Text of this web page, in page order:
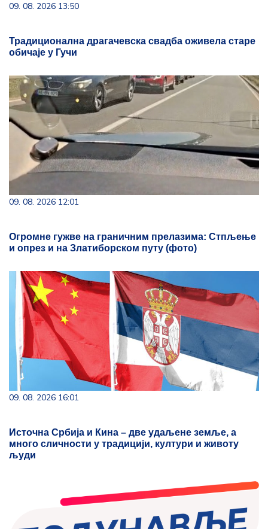
09. 08. 2026 13:50
Традиционална драгачевска свадба оживела старе
обичаје у Гучи
09. 08. 2026 12:01
Огромне гужве на граничним прелазима: Стпљење
и опрез и на Златиборском путу (фото)
09. 08. 2026 16:01
Источна Србија и Кина – две удаљене земље, а
много сличности у традицији, култури и животу
људи